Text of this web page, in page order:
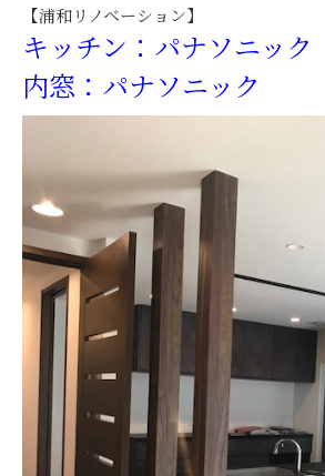
【浦和リノベーション】
キッチン：パナソニッ
内窓：パナソニック